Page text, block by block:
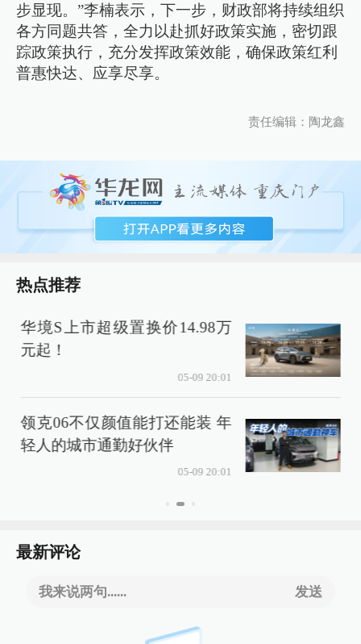
步显现。”李楠表示，下一步，财政部将持续组织
各方同题共答，全力以赴抓好政策实施，密切跟
踪政策执行，充分发挥政策效能，确保政策红利
普惠快达、应享尽享。
责任编辑：陶龙鑫
热点推荐
华境S上市超级置换价14.98万
元起！
05-09 20:01
领克06不仅颜值能打还能装 年
轻人的城市通勤好伙伴
05-09 20:01
最新评论
我来说两句...... 发送